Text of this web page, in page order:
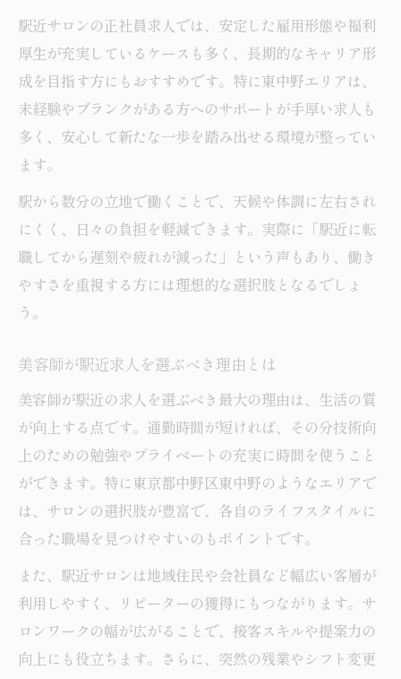
駅近サロンの正社員求人では、安定した雇用形態や福利
厚生が充実しているケースも多く、長期的なキャリア形
成を目指す方にもおすすめです。特に東中野エリアは、
未経験やブランクがある方へのサポートが手厚い求人も
多く、安心して新たな一歩を踏み出せる環境が整ってい
ます。
駅から数分の立地で働くことで、天候や体調に左右され
にくく、日々の負担を軽減できます。実際に「駅近に転
職してから遅刻や疲れが減った」という声もあり、働き
やすさを重視する方には理想的な選択肢となるでしょ
う。
美容師が駅近求人を選ぶべき理由とは
美容師が駅近の求人を選ぶべき最大の理由は、生活の質
が向上する点です。通勤時間が短ければ、その分技術向
上のための勉強やプライベートの充実に時間を使うこと
ができます。特に東京都中野区東中野のようなエリアで
は、サロンの選択肢が豊富で、各自のライフスタイルに
合った職場を見つけやすいのもポイントです。
また、駅近サロンは地域住民や会社員など幅広い客層が
利用しやすく、リピーターの獲得にもつながります。サ
ロンワークの幅が広がることで、接客スキルや提案力の
向上にも役立ちます。さらに、突然の残業やシフト変更